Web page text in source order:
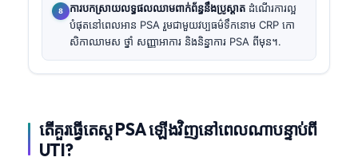
ការបកស្រាយលទ្ធផលឈាមពាក់ព័ន្ធនឹងប្រូស្តាត ដំណើរការល្អ
បំផុតនៅពេលអាន PSA រួមជាមួយវប្បធម៌ទឹកនោម CRP កោ
សិកាឈាមស ថ្នាំ សញ្ញាអាការ និងនិន្នាការ PSA ពីមុន។.
តើគួរធ្វើតេស្ត PSA ឡើងវិញនៅពេលណាបន្ទាប់ពី
UTI?